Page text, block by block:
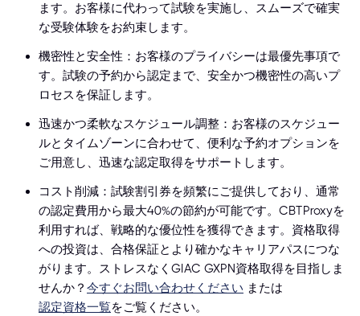
ます。お客様に代わって試験を実施し、スムーズで確実
な受験体験をお約束します。
機密性と安全性：お客様のプライバシーは最優先事項で
す。試験の予約から認定まで、安全かつ機密性の高いプ
ロセスを保証します。
迅速かつ柔軟なスケジュール調整：お客様のスケジュー
ルとタイムゾーンに合わせて、便利な予約オプションを
ご用意し、迅速な認定取得をサポートします。
コスト削減：試験割引券を頻繁にご提供しており、通常
の認定費用から最大40%の節約が可能です。CBTProxyを
利用すれば、戦略的な優位性を獲得できます。資格取得
への投資は、合格保証とより確かなキャリアパスにつな
がります。ストレスなくGIAC GXPN資格取得を目指しま
せんか？ 今すぐお問い合わせください または
認定資格一覧をご覧ください。